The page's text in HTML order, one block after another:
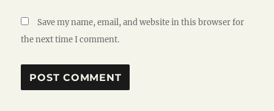
Save my name, email, and website in this browser for
the next time I comment.